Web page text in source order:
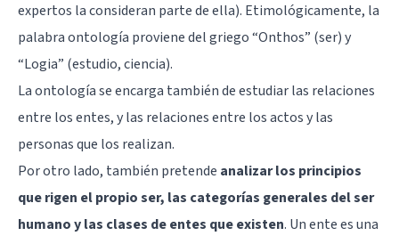
expertos la consideran parte de ella). Etimológicamente, la
palabra ontología proviene del griego “Onthos” (ser) y
“Logia” (estudio, ciencia).
La ontología se encarga también de estudiar las relaciones
entre los entes, y las relaciones entre los actos y las
personas que los realizan.
Por otro lado, también pretende analizar los principios
que rigen el propio ser, las categorías generales del ser
humano y las clases de entes que existen. Un ente es una